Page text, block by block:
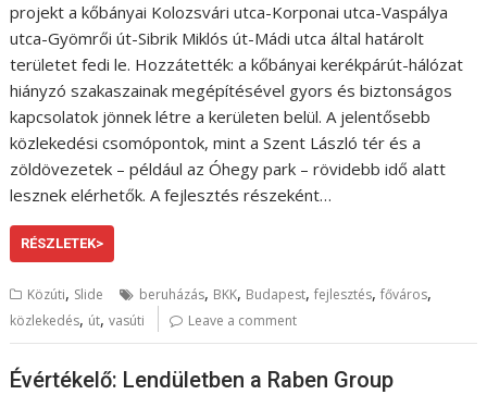
projekt a kőbányai Kolozsvári utca-Korponai utca-Vaspálya
utca-Gyömrői út-Sibrik Miklós út-Mádi utca által határolt
területet fedi le. Hozzátették: a kőbányai kerékpárút-hálózat
hiányzó szakaszainak megépítésével gyors és biztonságos
kapcsolatok jönnek létre a kerületen belül. A jelentősebb
közlekedési csomópontok, mint a Szent László tér és a
zöldövezetek – például az Óhegy park – rövidebb idő alatt
lesznek elérhetők. A fejlesztés részeként…
RÉSZLETEK>
Közúti, Slide beruházás, BKK, Budapest,fejlesztés,főváros,
közlekedés, út,vasúti Leave a comment
Évértékelő: Lendületben a Raben Group